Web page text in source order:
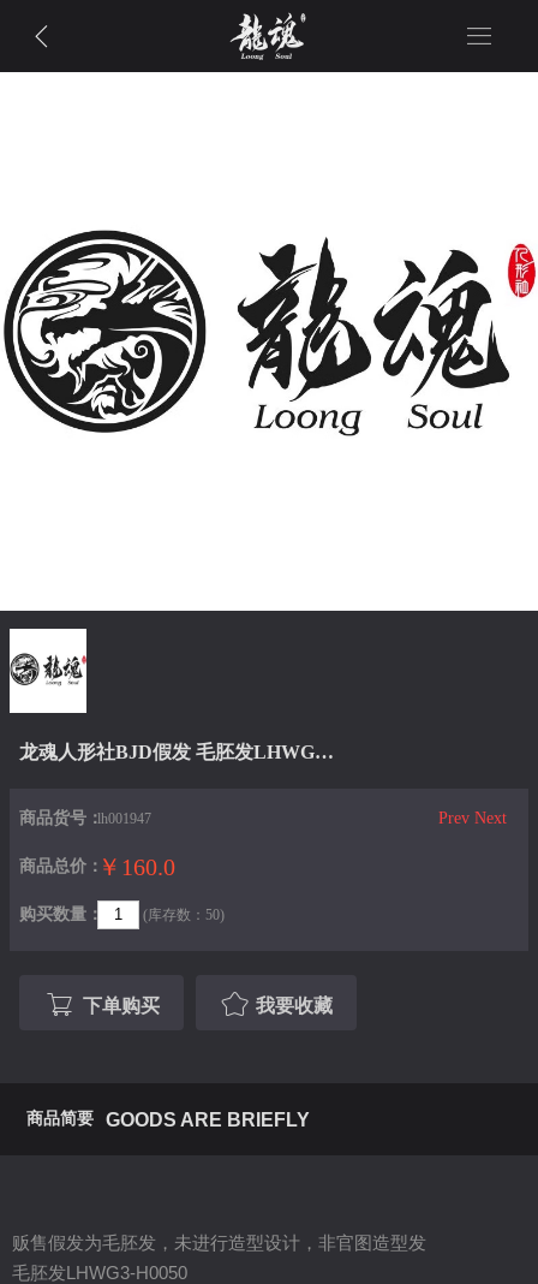
龙魂人形社BJD假发 毛胚发LHWG3-H0050 炎帝同款（75尺寸）
Prev Next
商品货号：lh001947
商品总价： ￥160.0
购买数量： (库存数：50)
下单购买 我要收藏
商品简要 GOODS ARE BRIEFLY
贩售假发为毛胚发，未进行造型设计，非官图造型发
毛胚发LHWG3-H0050